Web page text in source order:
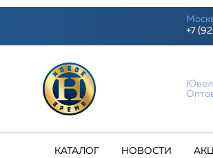
+7
КАТАЛОГ НОВОСТИ